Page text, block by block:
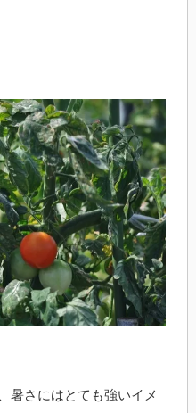
暑さにはとても強いイメ